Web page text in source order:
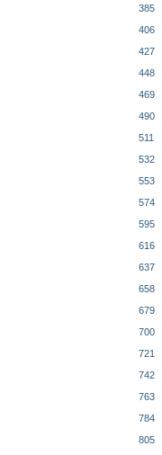
385
406
427
448
469
490
511
532
553
574
595
616
637
658
679
700
721
742
763
784
805